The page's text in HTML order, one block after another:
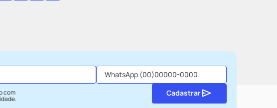
com
.
Cadastrar